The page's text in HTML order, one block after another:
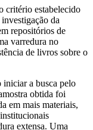
critério estabelecido
da
repositórios de
varredura no
de livros sobre o
iniciar a busca pelo
obtida foi
em mais materiais,
extensa. Uma